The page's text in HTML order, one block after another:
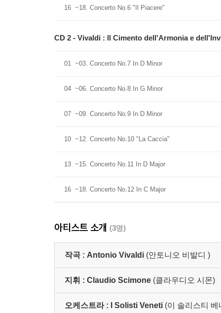
16 ~18. Concerto No.6 "Il Piacere"
CD 2 - Vivaldi : Il Cimento dell'Armonia e
01 ~03. Concerto No.7 In D Minor
04 ~06. Concerto No.8 In G Minor
07 ~09. Concerto No.9 In D Minor
10 ~12. Concerto No.10 "La Caccia"
13 ~15. Concerto No.11 In D Major
16 ~18. Concerto No.12 In C Major
아티스트 소개 (3명)
작곡 : Antonio Vivaldi (안토니오 비발디 )
지휘 : Claudio Scimone (클라우디오 시몬)
오케스트라 : I Solisti Veneti (이 솔리스티 베